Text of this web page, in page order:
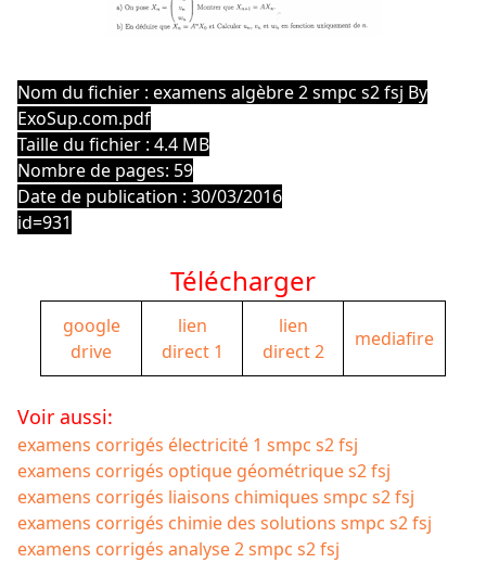
Nom du fichier : examens algèbre 2 smpc s2 fsj By
ExoSup.com.pdf
Taille du fichier : 4.4 MB
Nombre de pages: 59
Date de publication : 30/03/2016
id=931
Télécharger
google
drive
lien
direct 1
lien
direct 2
mediafire
Voir aussi:
examens corrigés électricité 1 smpc s2 fsj
examens corrigés optique géométrique s2 fsj
examens corrigés liaisons chimiques smpc s2 fsj
examens corrigés chimie des solutions smpc s2 fsj
examens corrigés analyse 2 smpc s2 fsj